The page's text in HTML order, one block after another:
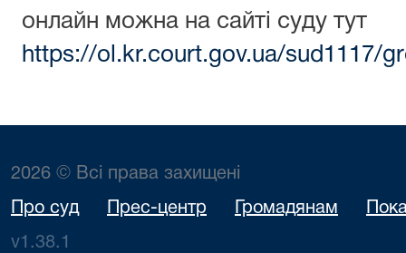
онлайн можна на сайті суду тут
https://ol.kr.court.gov.ua/sud1117/
2026 © Всі права захищені
Про суд Прес-центр Громадянам
v1.38.1